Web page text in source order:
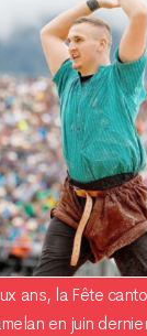
ans, la Fête
en juin